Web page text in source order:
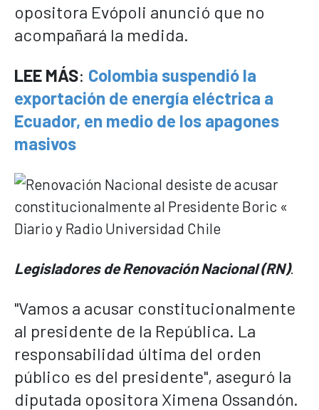
opositora Evópoli anunció que no
acompañará la medida.
LEE MÁS: Colombia suspendió la
exportación de energía eléctrica a
Ecuador, en medio de los apagones
masivos
Legisladores de Renovación Nacional (RN).
"Vamos a acusar constitucionalmente
al presidente de la República. La
responsabilidad última del orden
público es del presidente", aseguró la
diputada opositora Ximena Ossandón.